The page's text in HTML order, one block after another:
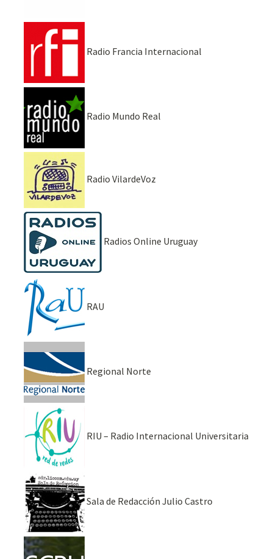
Radio Francia Internacional
Radio Mundo Real
Radio VilardeVoz
Radios Online Uruguay
RAU
Regional Norte
RIU – Radio Internacional Universitaria
Sala de Redacción Julio Castro